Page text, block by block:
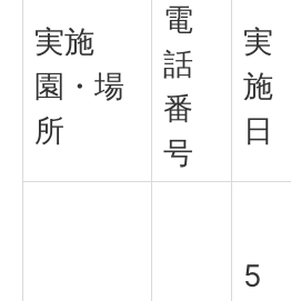
実施
園・場
所
電
話
番
号
実
施
日
5